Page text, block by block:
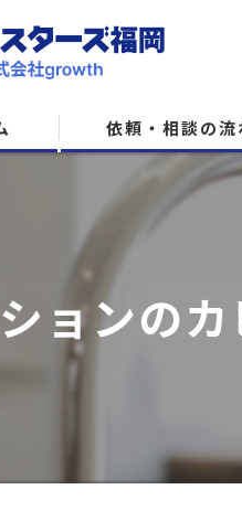
依頼・相談の流
ョンの